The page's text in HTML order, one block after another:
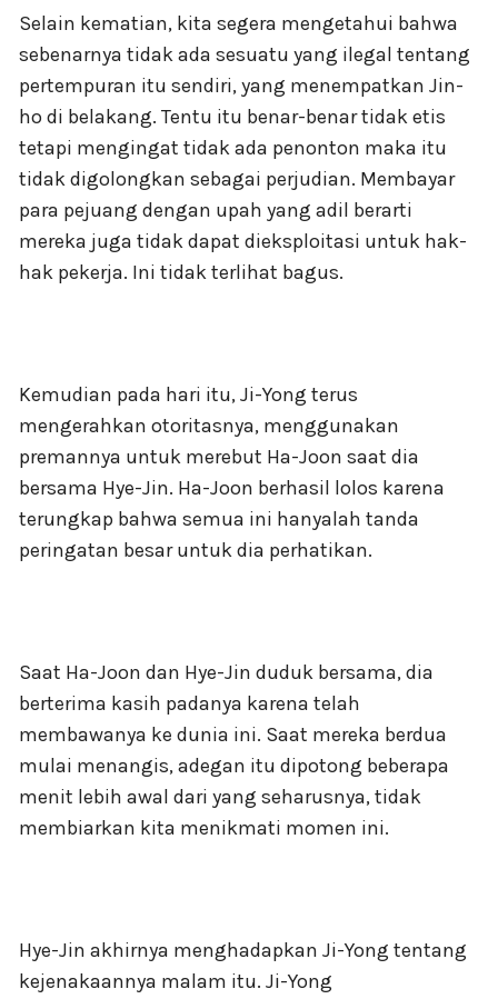
Selain kematian, kita segera mengetahui bahwa
sebenarnya tidak ada sesuatu yang ilegal tentang
pertempuran itu sendiri, yang menempatkan Jin-
ho di belakang. Tentu itu benar-benar tidak etis
tetapi mengingat tidak ada penonton maka itu
tidak digolongkan sebagai perjudian. Membayar
para pejuang dengan upah yang adil berarti
mereka juga tidak dapat dieksploitasi untuk hak-
hak pekerja. Ini tidak terlihat bagus.
Kemudian pada hari itu, Ji-Yong terus
mengerahkan otoritasnya, menggunakan
premannya untuk merebut Ha-Joon saat dia
bersama Hye-Jin. Ha-Joon berhasil lolos karena
terungkap bahwa semua ini hanyalah tanda
peringatan besar untuk dia perhatikan.
Saat Ha-Joon dan Hye-Jin duduk bersama, dia
berterima kasih padanya karena telah
membawanya ke dunia ini. Saat mereka berdua
mulai menangis, adegan itu dipotong beberapa
menit lebih awal dari yang seharusnya, tidak
membiarkan kita menikmati momen ini.
Hye-Jin akhirnya menghadapkan Ji-Yong tentang
kejenakaannya malam itu. Ji-Yong